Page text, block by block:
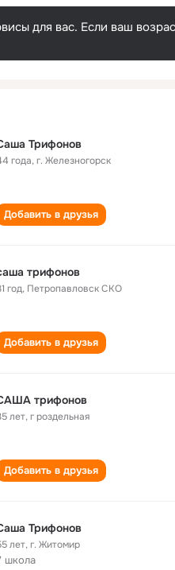
для вас. Если ваш
Трифонов
года,г. Железногорск
Добавить в друзья
трифонов
год, Петропавловск СКО
Добавить в друзья
трифонов
лет,г роздельная
Добавить в друзья
Трифонов
лет,г. Житомир
школа